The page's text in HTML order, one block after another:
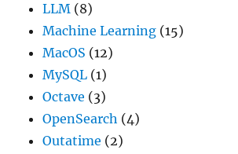
LLM (8)
Machine Learning (15)
MacOS (12)
MySQL (1)
Octave (3)
OpenSearch (4)
Outatime (2)